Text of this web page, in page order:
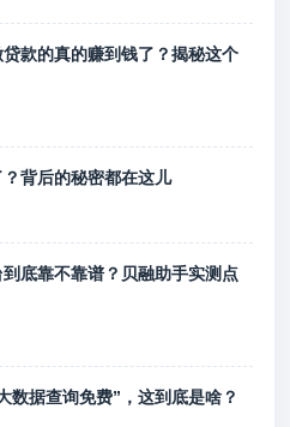
款的真的赚到钱了？揭秘这个
背后的秘密都在这儿
底靠不靠谱？贝融助手实测点
数据查询免费”，这到底是啥？